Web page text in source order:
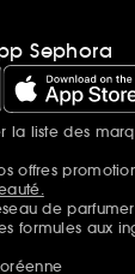
Sephora
la liste des
offres
de
formules aux